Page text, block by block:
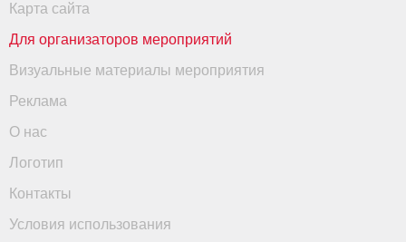
Карта сайта
Для организаторов мероприятий
Визуальные материалы мероприятия
Реклама
О нас
Логотип
Контакты
Условия использования